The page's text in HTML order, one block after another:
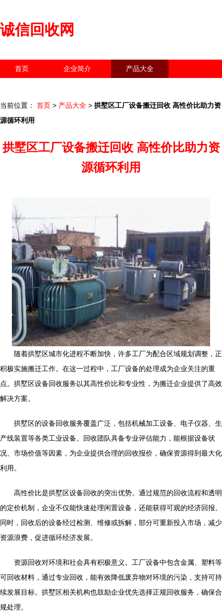
诚信回收网
首页 企业简介 产品大全
当前位置： 首页 > 产品大全 > 拱墅区工厂设备搬迁回收 高性价比助力资
源循环利用
拱墅区工厂设备搬迁回收 高性价比助力资
源循环利用
随着拱墅区城市化进程不断加快，许多工厂为配合区域规划调整，正
积极实施搬迁工作。在这一过程中，工厂设备的处理成为企业关注的重
点。拱墅区设备回收服务以其高性价比和专业性，为搬迁企业提供了高效
解决方案。
拱墅区的设备回收服务覆盖广泛，包括机械加工设备、电子仪器、生
产线装置等各类工业设备。回收团队具备专业评估能力，能根据设备状
况、市场价值等因素，为企业提供合理的回收报价，确保资源得到最大化
利用。
高性价比是拱墅区设备回收的突出优势。通过规范的回收流程和透明
的定价机制，企业不仅能快速处理闲置设备，还能获得可观的经济回报。
同时，回收后的设备经过检测、维修或拆解，部分可重新投入市场，减少
资源浪费，促进循环经济发展。
资源回收对环境和社会具有积极意义。工厂设备中包含金属、塑料等
可回收材料，通过专业回收，能有效降低废弃物对环境的污染，支持可持
续发展目标。拱墅区相关机构也鼓励企业优先选择正规回收服务，确保合
规处理。